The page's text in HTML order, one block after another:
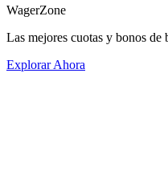
WagerZone
Las mejores cuotas y bonos de
Explorar Ahora